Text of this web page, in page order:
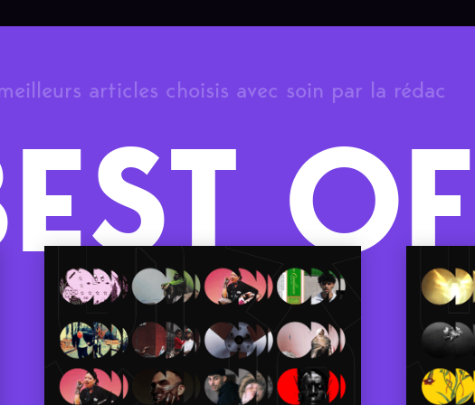
articles choisis avec soin par la rédac
OF